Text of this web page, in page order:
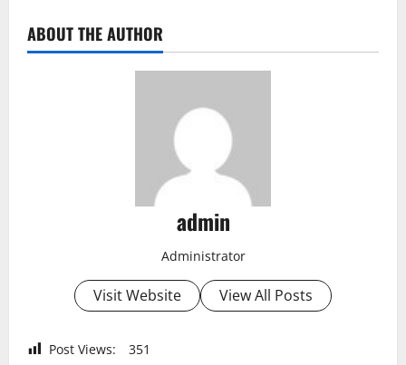
ABOUT THE AUTHOR
admin
Administrator
Visit Website View All Posts
Post Views: 351